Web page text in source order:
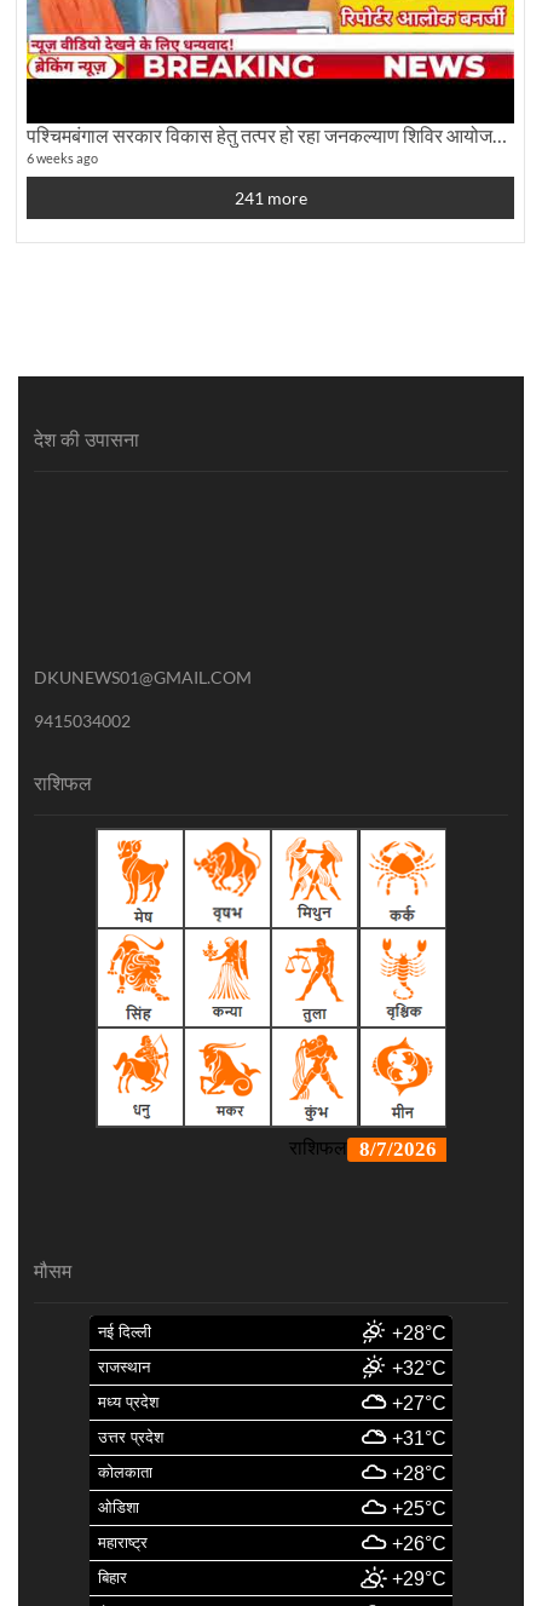
पश्चिमबंगाल सरकार विकास हेतु तत्पर हो रहा जनकल्याण शिविर आयोजन:कृषि मंत्री दूध कुमार मंडल से बातचीत
6 weeks ago
241 more
देश की उपासना
DKUNEWS01@GMAIL.COM
9415034002
राशिफल
मौसम
नई दिल्ली +28°C
राजस्थान +32°C
मध्य प्रदेश +27°C
उत्तर प्रदेश +31°C
कोलकाता +28°C
ओडिशा +25°C
महाराष्ट्र +26°C
बिहार +29°C